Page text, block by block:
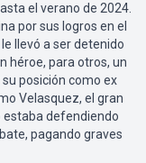
el verano de 2024.
por sus logros en el
llevó a ser detenido
héroe, para otros, un
posición como ex
Velasquez, el gran
estaba defendiendo
pagando graves